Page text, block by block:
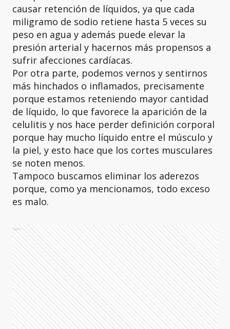
causar retención de líquidos, ya que cada
miligramo de sodio retiene hasta 5 veces su
peso en agua y además puede elevar la
presión arterial y hacernos más propensos a
sufrir afecciones cardíacas.
Por otra parte, podemos vernos y sentirnos
más hinchados o inflamados, precisamente
porque estamos reteniendo mayor cantidad
de líquido, lo que favorece la aparición de la
celulitis y nos hace perder definición corporal
porque hay mucho líquido entre el músculo y
la piel, y esto hace que los cortes musculares
se noten menos.
Tampoco buscamos eliminar los aderezos
porque, como ya mencionamos, todo exceso
es malo.
Ads